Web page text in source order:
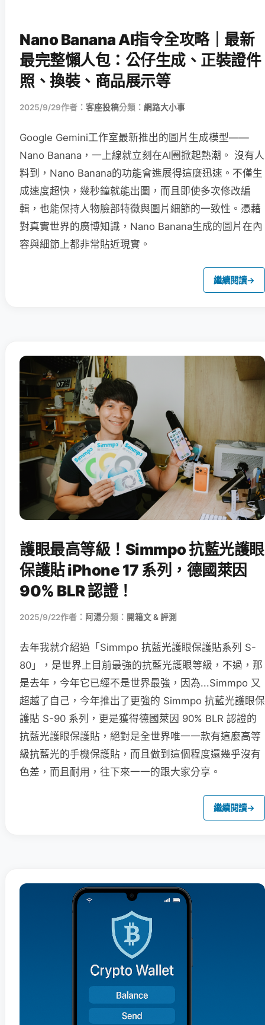
Nano Banana AI指令全攻略｜最新
最完整懶人包：公仔生成、正裝證件
照、換裝、商品展示等
2025/9/29作者： 客座投稿分類： 網路大小事
Google Gemini工作室最新推出的圖片生成模型——
Nano Banana，一上線就立刻在AI圈掀起熱潮。 沒有人
料到，Nano Banana的功能會進展得這麼迅速。不僅生
成速度超快，幾秒鐘就能出圖，而且即使多次修改編
輯，也能保持人物臉部特徵與圖片細節的一致性。憑藉
對真實世界的廣博知識，Nano Banana生成的圖片在內
容與細節上都非常貼近現實。
繼續閱讀→
護眼最高等級！Simmpo 抗藍光護眼
保護貼 iPhone 17 系列，德國萊因
90% BLR 認證！
2025/9/22作者： 阿湯分類： 開箱文 & 評測
去年我就介紹過「Simmpo 抗藍光護眼保護貼系列 S-
80」，是世界上目前最強的抗藍光護眼等級，不過，那
是去年，今年它已經不是世界最強，因為...Simmpo 又
超越了自己，今年推出了更強的 Simmpo 抗藍光護眼保
護貼 S-90 系列，更是獲得德國萊因 90% BLR 認證的
抗藍光護眼保護貼，絕對是全世界唯一一款有這麼高等
級抗藍光的手機保護貼，而且做到這個程度還幾乎沒有
色差，而且耐用，往下來一一的跟大家分享。
繼續閱讀→